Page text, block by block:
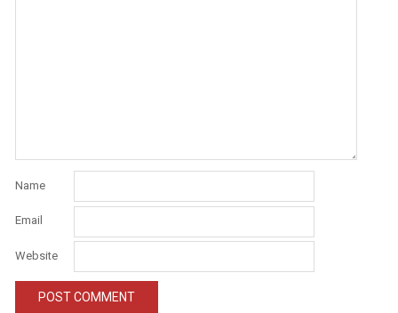
Name
Email
Website